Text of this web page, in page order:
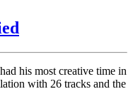
his most creative time in
with 26 tracks and the